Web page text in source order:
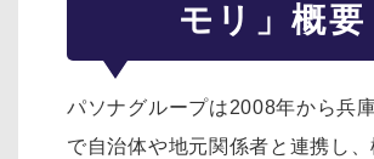
モリ」概要
パソナグループは2008年から兵
で自治体や地元関係者と連携し